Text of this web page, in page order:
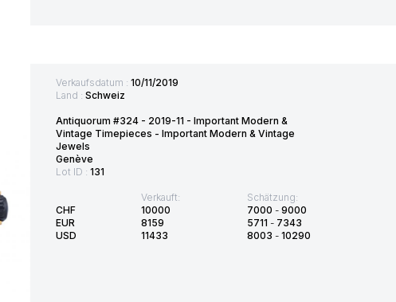
Verkaufsdatum : 10/11/2019
Land : Schweiz
Antiquorum #324 - 2019-11 - Important Modern &
Vintage Timepieces - Important Modern & Vintage
Jewels
Genève
Lot ID : 131
CHF
EUR
USD
Verkauft:
10000
8159
11433
Schätzung:
7000 - 9000
5711 - 7343
8003 - 10290